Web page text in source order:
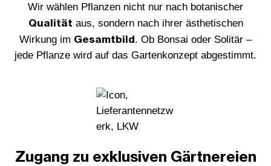
Wir wählen Pflanzen nicht nur nach botanischer
Qualität aus, sondern nach ihrer ästhetischen
Wirkung im Gesamtbild. Ob Bonsai oder Solitär –
jede Pflanze wird auf das Gartenkonzept abgestimmt.
Zugang zu exklusiven Gärtnereien